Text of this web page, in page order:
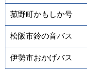
菰野町かもしか号
松阪市鈴の音バス
伊勢市おかげバス